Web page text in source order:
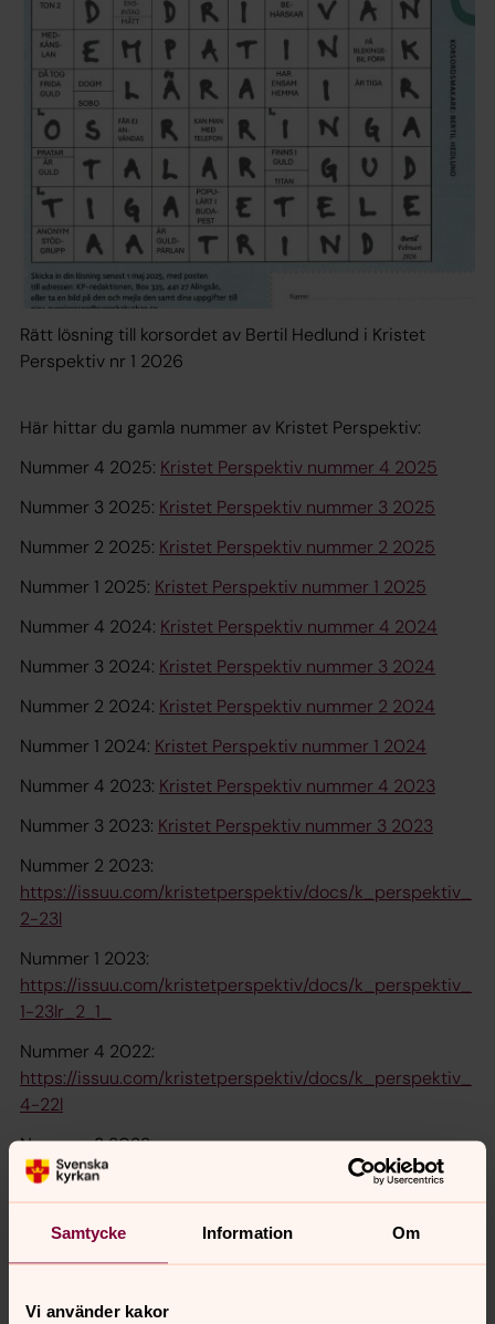
Samtycke Information Om
Vi använder kakor
Rätt lösning till korsordet av Bertil Hedlund i Kristet
Perspektiv nr 1 2026
Här hittar du gamla nummer av Kristet Perspektiv:
Nummer 4 2025: Kristet Perspektiv nummer 4 2025
Nummer 3 2025: Kristet Perspektiv nummer 3 2025
Nummer 2 2025: Kristet Perspektiv nummer 2 2025
Nummer 1 2025: Kristet Perspektiv nummer 1 2025
Nummer 4 2024: Kristet Perspektiv nummer 4 2024
Nummer 3 2024: Kristet Perspektiv nummer 3 2024
Nummer 2 2024: Kristet Perspektiv nummer 2 2024
Nummer 1 2024: Kristet Perspektiv nummer 1 2024
Nummer 4 2023: Kristet Perspektiv nummer 4 2023
Nummer 3 2023: Kristet Perspektiv nummer 3 2023
Nummer 2 2023:
https://issuu.com/kristetperspektiv/docs/k_perspektiv_
2-23l
Nummer 1 2023:
https://issuu.com/kristetperspektiv/docs/k_perspektiv_
1-23lr_2_1_
Nummer 4 2022:
https://issuu.com/kristetperspektiv/docs/k_perspektiv_
4-22l
Nummer 3 2022:
https://issuu.com/kristetperspektiv/docs/k_perspektiv_
3-22lr
Nummer 2 2022:
https://issuu.com/kristetperspektiv/docs/k_perspektiv_